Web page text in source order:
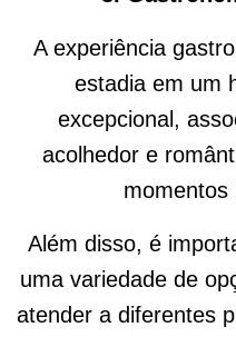
A experiência
estadia em um
excepcional,
acolhedor e
momentos
Além disso, é
uma variedade de
atender a diferentes